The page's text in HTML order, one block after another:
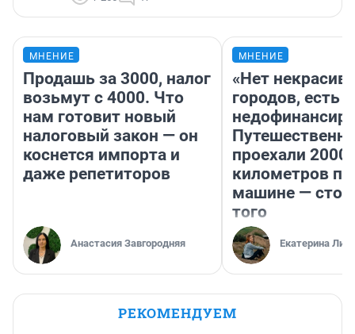
МНЕНИЕ
Продашь за 3000, налог
возьмут с 4000. Что
нам готовит новый
налоговый закон — он
коснется импорта и
даже репетиторов
Анастасия Завгородняя
МНЕНИЕ
«Нет
городов, есть
проехали 2000
километров по
машине —
того
Екатерина
РЕКОМЕНДУЕМ